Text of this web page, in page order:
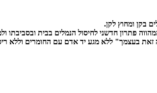
בעצמך" ללא מגע יד אדם עם החומרים וללא